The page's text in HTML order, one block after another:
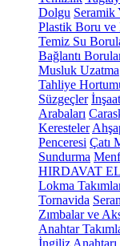
Dolgu Seramik
Plastik Boru ve
Temiz Su
Bağlantı
Musluk Uzatma
Tahliye
Süzgeçler
Arabaları
Keresteler
Penceresi Çatı
Sundurma
HIRDAVAT
Lokma
Tornavida
Zımbalar ve
Anahtar
İngiliz Anahtarı